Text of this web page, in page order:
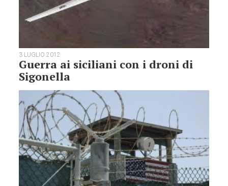
3 LUGLIO 2012
Guerra ai siciliani con i droni di
Sigonella